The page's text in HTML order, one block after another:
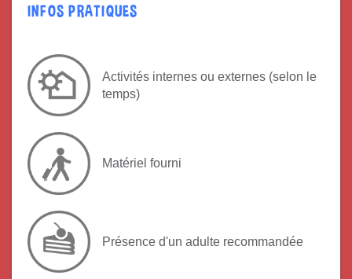
INFOS PRATIQUES
Activités internes ou externes (selon le
temps)
Matériel fourni
Présence d'un adulte recommandée